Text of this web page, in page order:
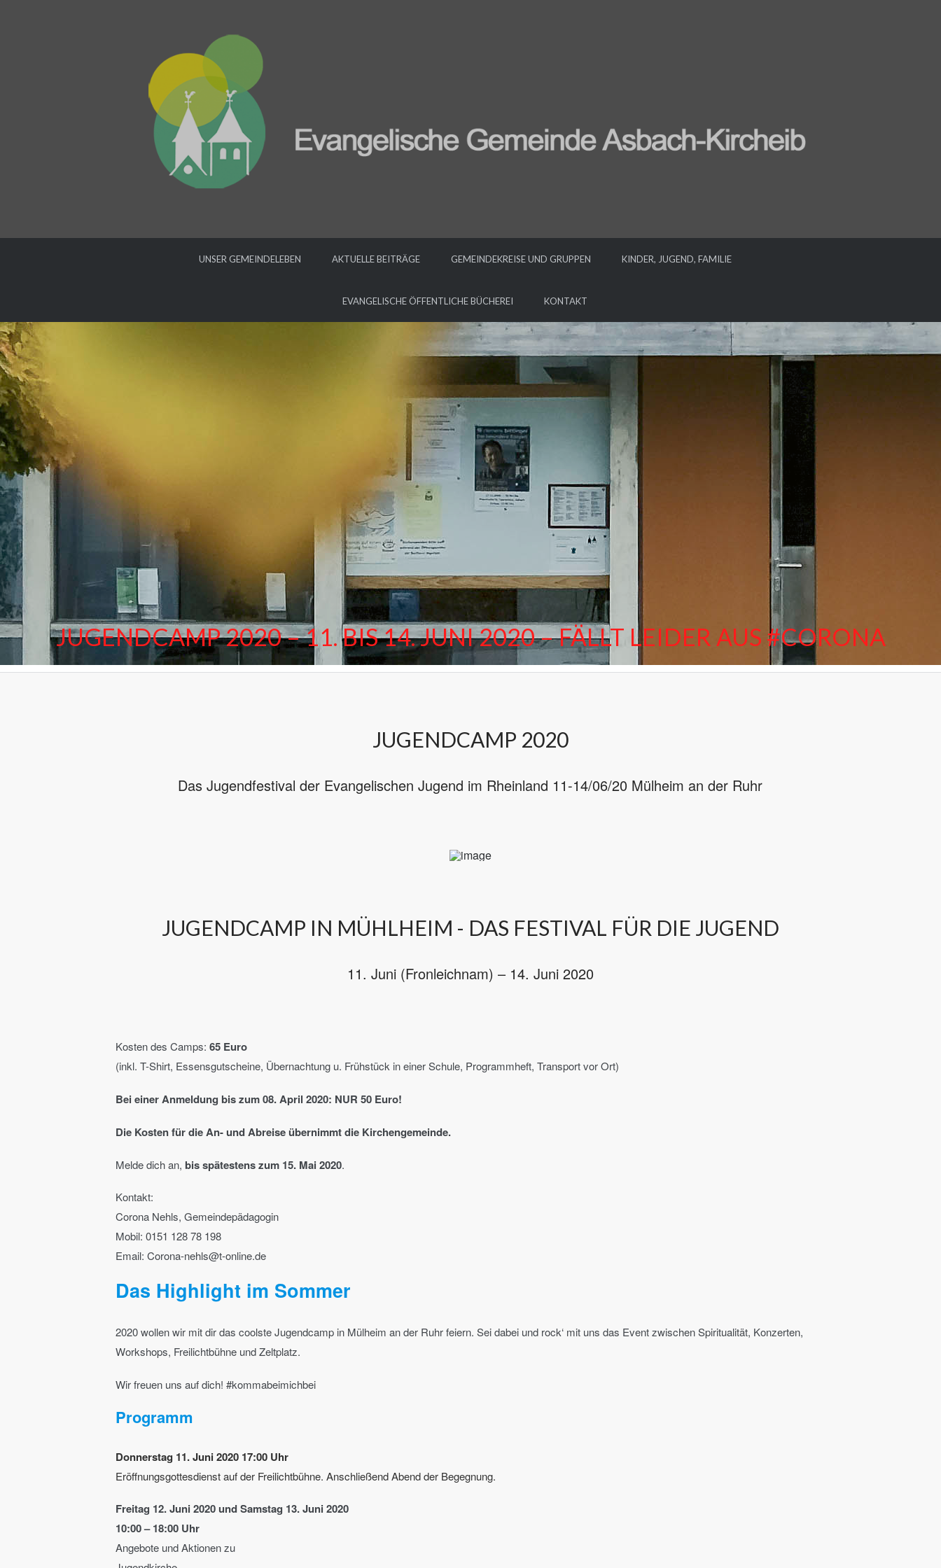
UNSER GEMEINDELEBEN AKTUELLE BEITRÄGE GEMEINDEKREISE UND GRUPPEN KINDER, JUGEND, FAMILIE
EVANGELISCHE ÖFFENTLICHE BÜCHEREI KONTAKT
JUGENDCAMP 2020 – 11. BIS 14. JUNI 2020 – FÄLLT LEIDER AUS #CORONA
JUGENDCAMP 2020
Das Jugendfestival der Evangelischen Jugend im Rheinland 11-14/06/20 Mülheim an der Ruhr
JUGENDCAMP IN MÜHLHEIM - DAS FESTIVAL FÜR DIE JUGEND
11. Juni (Fronleichnam) – 14. Juni 2020
Kosten des Camps: 65 Euro
(inkl. T-Shirt, Essensgutscheine, Übernachtung u. Frühstück in einer Schule, Programmheft, Transport vor Ort)
Bei einer Anmeldung bis zum 08. April 2020: NUR 50 Euro!
Die Kosten für die An- und Abreise übernimmt die Kirchengemeinde.
Melde dich an, bis spätestens zum 15. Mai 2020.
Kontakt:
Corona Nehls, Gemeindepädagogin
Mobil: 0151 128 78 198
Email: Corona-nehls@t-online.de
Das Highlight im Sommer
2020 wollen wir mit dir das coolste Jugendcamp in Mülheim an der Ruhr feiern. Sei dabei und rock‘ mit uns das Event zwischen Spiritualität, Konzerten,
Workshops, Freilichtbühne und Zeltplatz.
Wir freuen uns auf dich! #kommabeimichbei
Programm
Donnerstag 11. Juni 2020 17:00 Uhr
Eröffnungsgottesdienst auf der Freilichtbühne. Anschließend Abend der Begegnung.
Freitag 12. Juni 2020 und Samstag 13. Juni 2020
10:00 – 18:00 Uhr
Angebote und Aktionen zu